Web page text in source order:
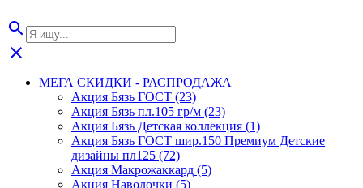
search
close
МЕГА СКИДКИ - РАСПРОДАЖА
Акция Бязь ГОСТ (23)
Акция Бязь пл.105 гр/м (23)
Акция Бязь Детская коллекция (1)
Акция Бязь ГОСТ шир.150 Премиум Детские
дизайны пл125 (72)
Акция Макрожаккард (5)
Акция Наволочки (5)